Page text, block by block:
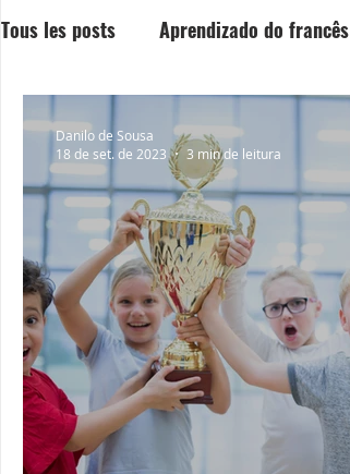
Tous les posts Aprendizado do francês
Danilo de Sousa
18 de set. de 2023
3 min de leitura